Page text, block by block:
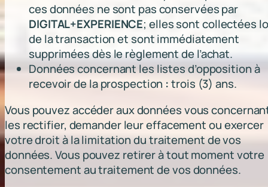
ces données ne sont pas conservées par
DIGITAL+EXPERIENCE; elles sont collectées
de la transaction et sont immédiatement
supprimées dès le règlement de l’achat.
Données concernant les listes d’opposition à
recevoir de la prospection :trois (3) ans.
Vous pouvez accéder aux données vous
les rectifier, demander leur effacement ou exercer
votre droit à la limitation du traitement de vos
données. Vous pouvez retirer à tout moment votre
consentement au traitement de vos données.